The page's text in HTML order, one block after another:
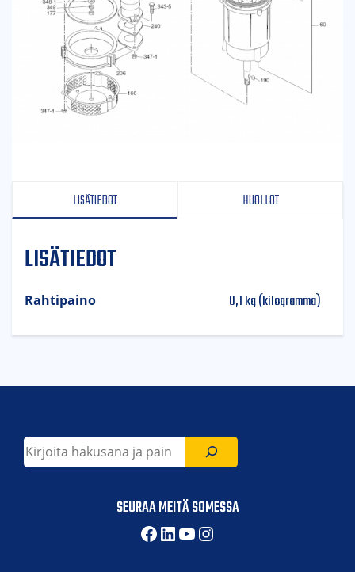
LISÄTIEDOT HUOLLOT
LISÄTIEDOT
Rahtipaino 0,1 kg (kilogramma)
Etsi
SEURAA MEITÄ SOMESSA
Facebook
LinkedIn
YouTube
Instagram